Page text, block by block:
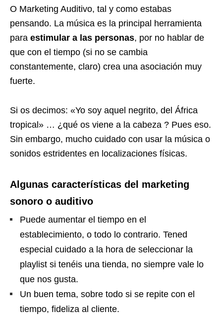
O Marketing Auditivo, tal y como estabas
pensando. La música es la principal herramienta
para estimular a las personas, por no hablar de
que con el tiempo (si no se cambia
constantemente, claro) crea una asociación muy
fuerte.
Si os decimos: «Yo soy aquel negrito, del África
tropical» … ¿qué os viene a la cabeza ? Pues eso.
Sin embargo, mucho cuidado con usar la música o
sonidos estridentes en localizaciones físicas.
Algunas características del marketing
sonoro o auditivo
Puede aumentar el tiempo en el
establecimiento, o todo lo contrario. Tened
especial cuidado a la hora de seleccionar la
playlist si tenéis una tienda, no siempre vale lo
que nos gusta.
Un buen tema, sobre todo si se repite con el
tiempo, fideliza al cliente.